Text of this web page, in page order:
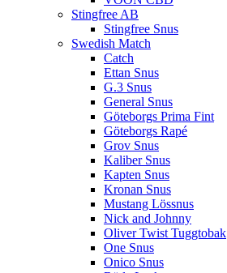
Stingfree AB
Stingfree Snus
Swedish Match
Catch
Ettan Snus
G.3 Snus
General Snus
Göteborgs Prima Fint
Göteborgs Rapé
Grov Snus
Kaliber Snus
Kapten Snus
Kronan Snus
Mustang Lössnus
Nick and Johnny
Oliver Twist Tuggtobak
One Snus
Onico Snus